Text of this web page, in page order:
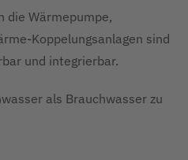
die Wärmepumpe,
Koppelungsanlagen sind
und integrierbar.
als Brauchwasser zu